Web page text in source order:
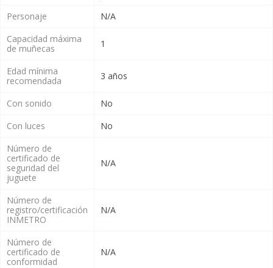
Personaje
N/A
Capacidad máxima
de muñecas
1
Edad mínima
recomendada
3 años
Con sonido
No
Con luces
No
Número de
certificado de
seguridad del
juguete
N/A
Número de
registro/certificación
INMETRO
N/A
Número de
certificado de
conformidad
N/A